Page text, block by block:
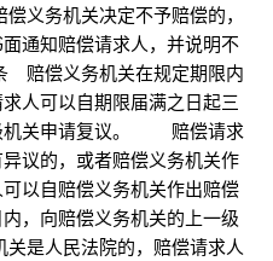
务机关决定不予赔偿的，
通知赔偿请求人，并说明不
偿义务机关在规定期限内
人可以自期限届满之日起三
机关申请复议。 赔偿请求
议的，或者赔偿义务机关作
以自赔偿义务机关作出赔偿
，向赔偿义务机关的上一级
人民法院的，赔偿请求人